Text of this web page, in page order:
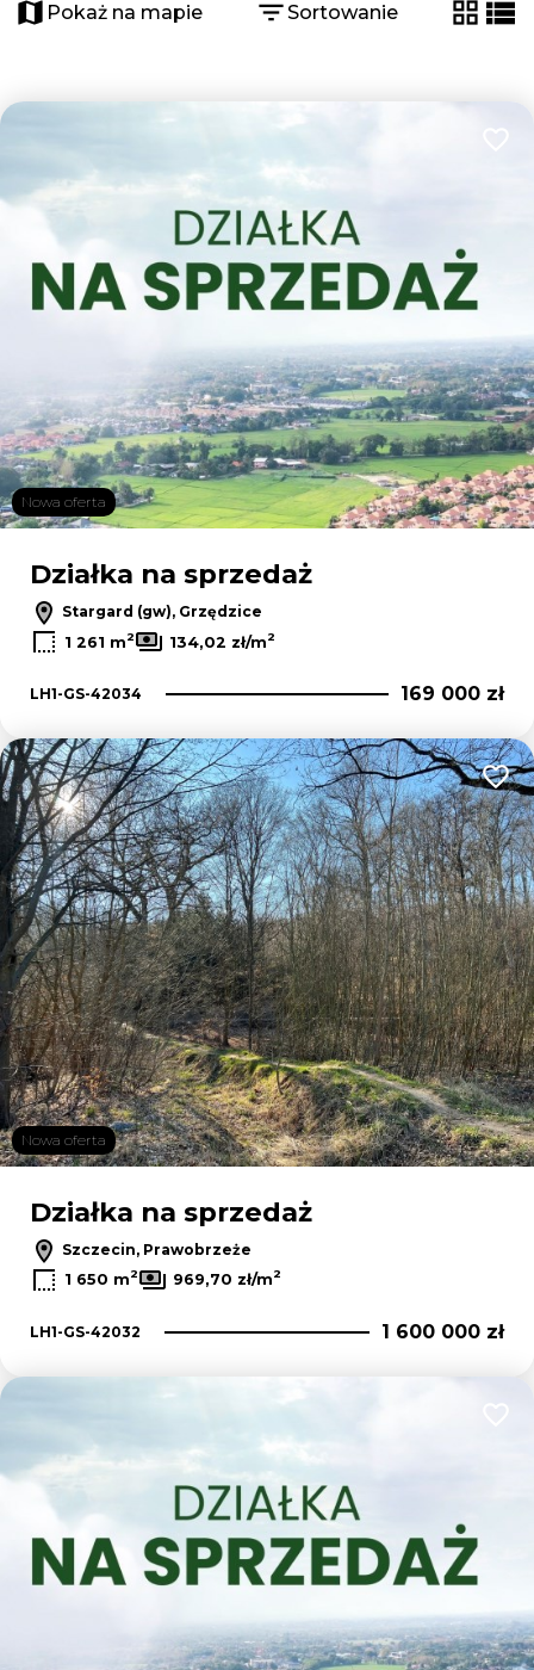
Pokaż na mapie Sortowanie
tabela
Nowa oferta
Działka na sprzedaż
Stargard (gw), Grzędzice
1 261 m2 134,02 zł/m2
LH1-GS-42034 169 000 zł
Nowa oferta
Działka na sprzedaż
Szczecin, Prawobrzeże
1 650 m2 969,70 zł/m2
LH1-GS-42032 1 600 000 zł